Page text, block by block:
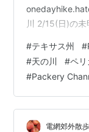
川 2/15(日)の
に向けて走りま
州の島にある「
ク丸印が
Padre Islandの
#テキサス州 #
#天の川 #ペリ
#Packery
電網郊外散